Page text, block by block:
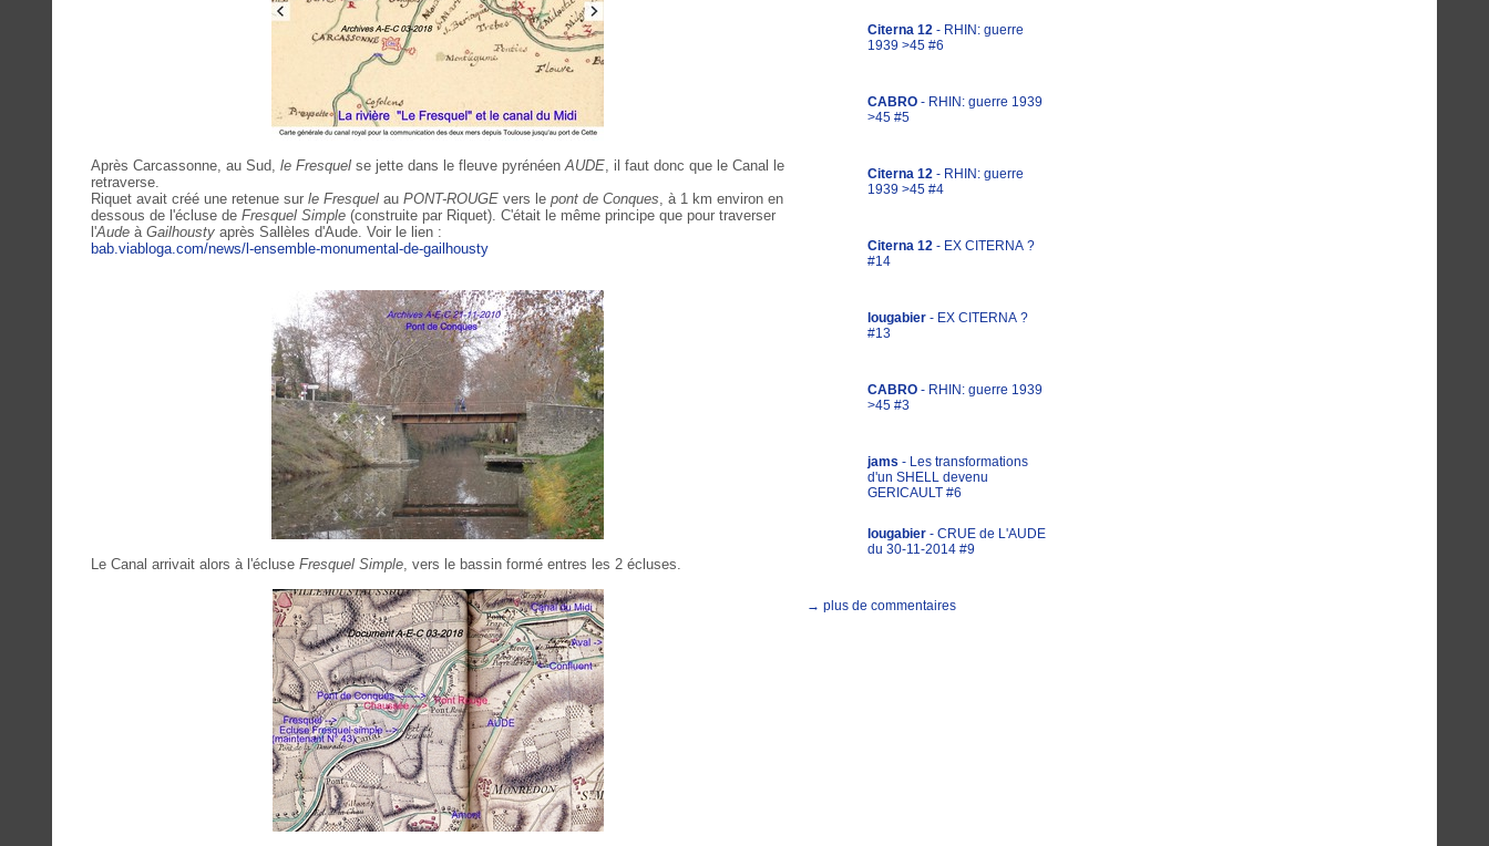
Après Carcassonne, au Sud, le Fresquel se jette dans le fleuve pyrénéen AUDE , il faut donc que le Canal le
retraverse.
Riquet avait créé une retenue sur le Fresquel au PONT-ROUGE vers le pont de Conques , à 1 km environ en
dessous de l'écluse de Fresquel Simple (construite par Riquet). C'était le même principe que pour traverser
l'Aude à Gailhousty après Sallèles d'Aude. Voir le lien :
bab.viabloga.com/news/l-ensemble-monumental-de-gailhousty
Le Canal arrivait alors à l'écluse Fresquel Simple , vers le bassin formé entres les 2 écluses.
Citerna 12 - RHIN: guerre
1939 >45 #6
CABRO - RHIN: guerre 1939
>45 #5
Citerna 12 - RHIN: guerre
1939 >45 #4
Citerna 12 - EX CITERNA ?
#14
lougabier - EX CITERNA ?
#13
CABRO - RHIN: guerre 1939
>45 #3
jams - Les transformations
d'un SHELL devenu
GERICAULT #6
lougabier - CRUE de L'AUDE
du 30-11-2014 #9
→ plus de commentaires